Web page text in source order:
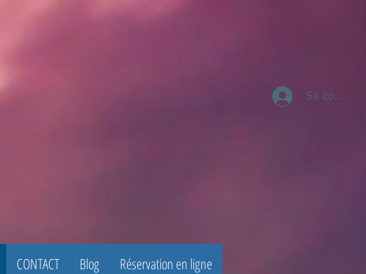
Se
CONTACT Blog Réservation en ligne